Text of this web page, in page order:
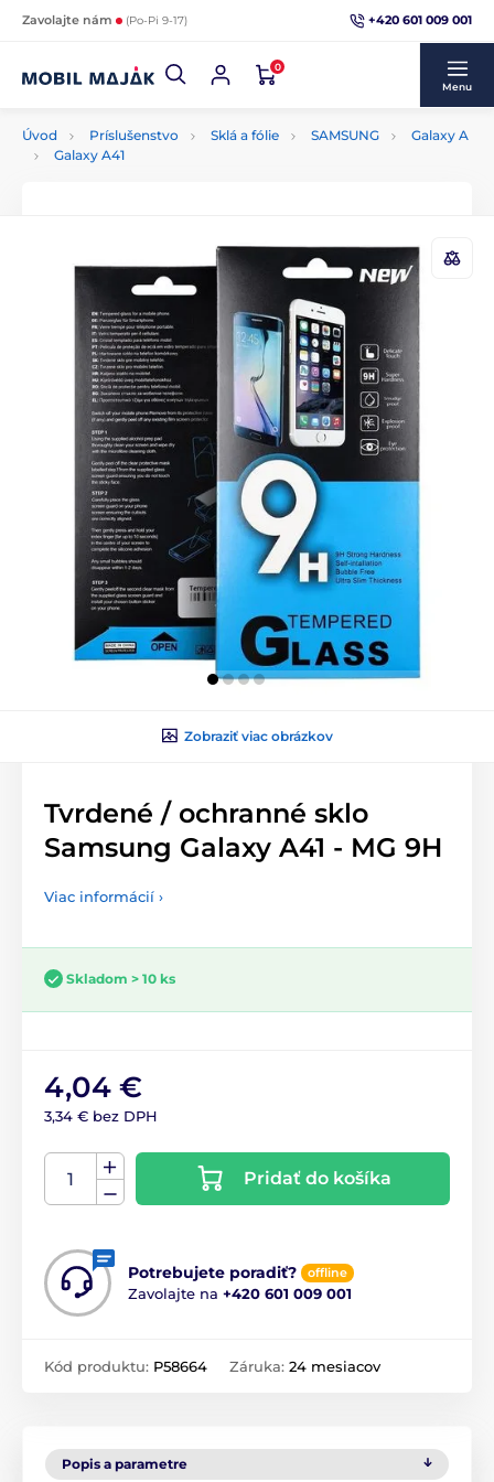
Zavolajte nám (Po-Pi 9-17) +420 601 009 001
0
Menu
Úvod Príslušenstvo Sklá a fólie SAMSUNG
Galaxy A
Galaxy A41
Zobraziť viac obrázkov
Tvrdené / ochranné sklo
Samsung Galaxy A41 - MG 9H
Viac informácií ›
Skladom > 10 ks
4,04 €
3,34 € bez DPH
Pridať do košíka
Potrebujete poradiť? offline
Zavolajte na +420 601 009 001
Kód produktu: P58664 Záruka: 24 mesiacov
Popis a parametre